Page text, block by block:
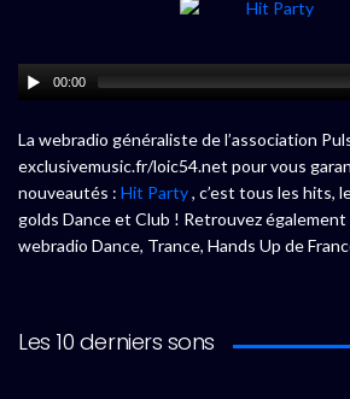
00:00
La webradio généraliste de l’association
exclusivemusic.fr/loic54.net pour vous
nouveautés : Hit Party, c’est tous les hits,
golds Dance et Club ! Retrouvez également
webradio Dance, Trance, Hands Up de
Les 10 derniers sons